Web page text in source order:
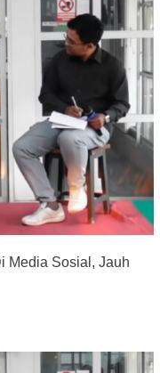
Media Sosial, Jauh